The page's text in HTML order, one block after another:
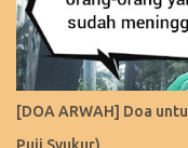
[DOA ARWAH] Doa